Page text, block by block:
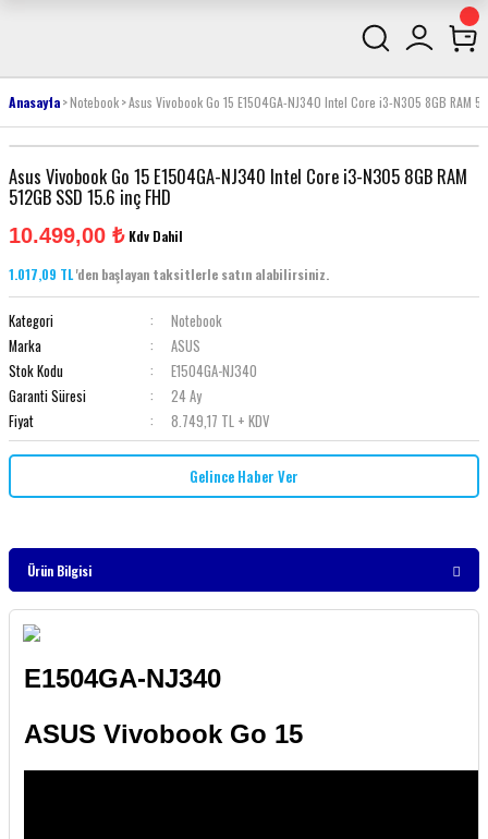
Anasayfa Notebook Asus Vivobook Go 15 E1504GA-NJ340 Intel Core i3-N305 8GB RAM
Asus Vivobook Go 15 E1504GA-NJ340 Intel Core i3-N305 8GB RAM
512GB SSD 15.6 inç FHD
10.499,00 ₺ Kdv Dahil
1.017,09 TL'den başlayan taksitlerle satın alabilirsiniz.
Kategori
Notebook
Marka
ASUS
Stok Kodu
E1504GA-NJ340
Garanti Süresi
24 Ay
Fiyat
8.749,17 TL + KDV
Gelince Haber Ver
Ürün Bilgisi
E1504GA-NJ340
ASUS Vivobook Go 15